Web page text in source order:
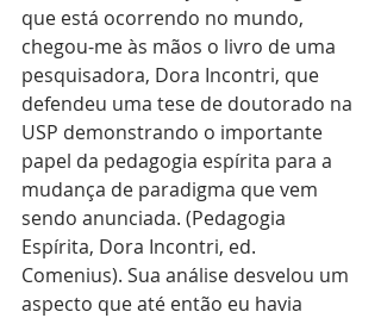
que está ocorrendo no mundo,
chegou-me às mãos o livro de uma
pesquisadora, Dora Incontri, que
defendeu uma tese de doutorado na
USP demonstrando o importante
papel da pedagogia espírita para a
mudança de paradigma que vem
sendo anunciada. (Pedagogia
Espírita, Dora Incontri, ed.
Comenius). Sua análise desvelou um
aspecto que até então eu havia